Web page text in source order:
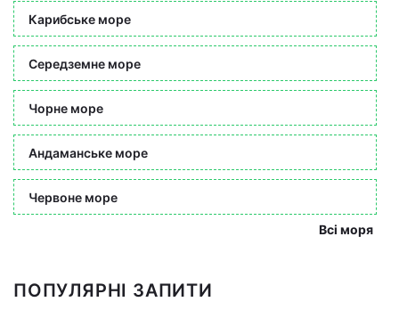
Карибське море
Середземне море
Чорне море
Андаманське море
Червоне море
Всі моря
ПОПУЛЯРНІ ЗАПИТИ